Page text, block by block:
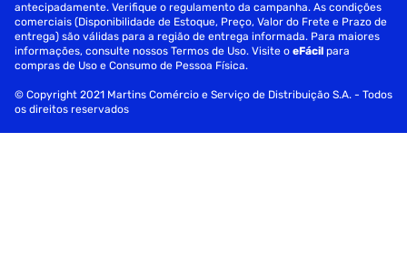
antecipadamente. Verifique o regulamento da campanha. As condições
comerciais (Disponibilidade de Estoque, Preço, Valor do Frete e Prazo de
entrega) são válidas para a região de entrega informada. Para maiores
informações, consulte nossos Termos de Uso. Visite oeFácil para
compras de Uso e Consumo de Pessoa Física.
© Copyright 2021 Martins Comércio e Serviço de Distribuição S.A. - Todos
os direitos reservados